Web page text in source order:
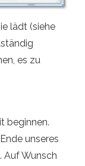
lädt (siehe
es zu
beginnen.
unseres
Auf Wunsch